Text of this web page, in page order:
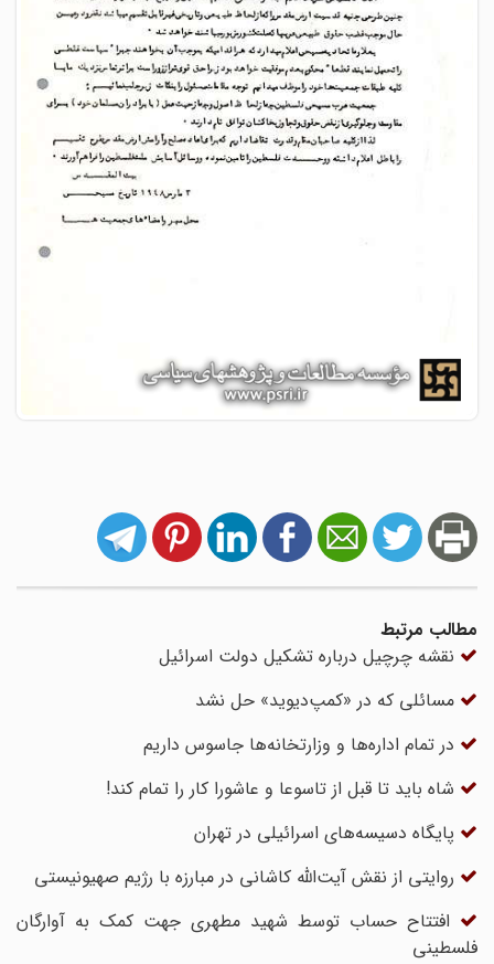
مطالب مرتبط
نقشه چرچیل درباره تشکیل دولت اسرائیل
مسائلی که در «کمپ‌دیوید» حل نشد
در تمام اداره‌ها و وزارتخانه‌ها جاسوس داریم
شاه باید تا قبل از تاسوعا و عاشورا کار را تمام کند!
پایگاه دسیسه‌های اسرائیلی در تهران
روایتی از نقش آیت‌الله کاشانی در مبارزه با رژیم صهیونیستی
افتتاح حساب توسط شهید مطهری جهت کمک به آوارگان
فلسطینی